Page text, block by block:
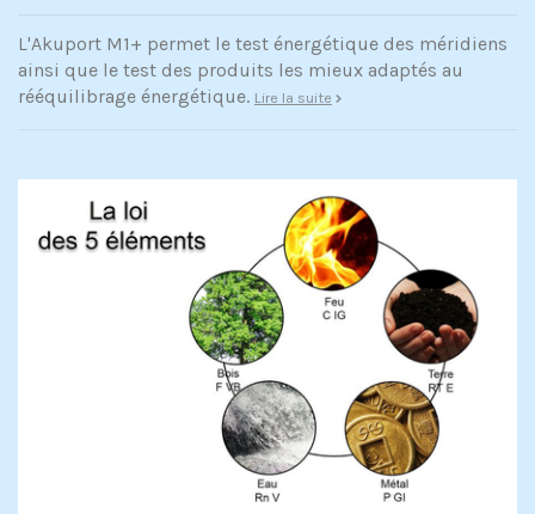
L'Akuport M1+ permet le test énergétique des méridiens
ainsi que le test des produits les mieux adaptés au
rééquilibrage énergétique. Lire la suite